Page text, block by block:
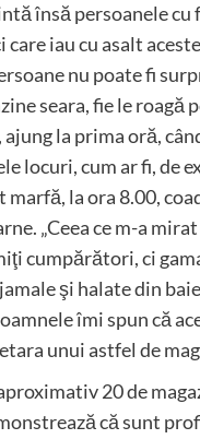
însă persoanele
iau cu asalt
nu poate fi
seara, fie le roagă
la prima oră,
locuri, cum ar fi, de
la ora 8.00,
„Ceea ce m-a
cumpărători, ci
şi halate din
îmi spun că
unui astfel de
20 de
că sunt